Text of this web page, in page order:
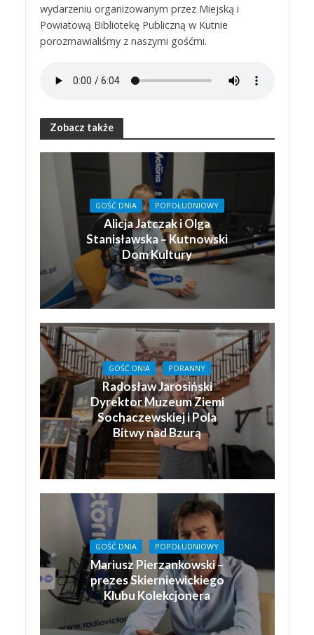
wydarzeniu organizowanym przez Miejską i
Powiatową Bibliotekę Publiczną w Kutnie
porozmawialiśmy z naszymi gośćmi.
Zobacz także
GOŚĆ DNIA POPOŁUDNIOWY
Alicja Jatczak i Olga
Stanisławska – Kutnowski
Dom Kultury
GOŚĆ DNIA PORANNY
Radosław Jarosiński
Dyrektor Muzeum Ziemi
Sochaczewskiej i Pola
Bitwy nad Bzurą
GOŚĆ DNIA POPOŁUDNIOWY
Mariusz Pierzankowski –
prezes Skierniewickiego
Klubu Kolekcjonera